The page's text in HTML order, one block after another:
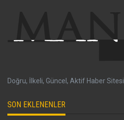
Doğru, İlkeli, Güncel, Aktif Haber Sitesi
SON EKLENENLER